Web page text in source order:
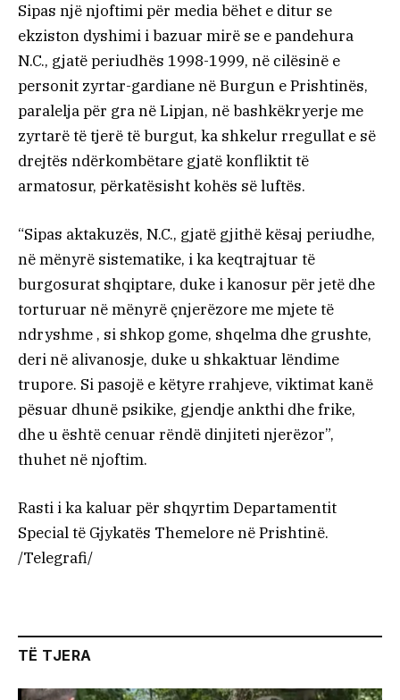
Sipas një njoftimi për media bëhet e ditur se
ekziston dyshimi i bazuar mirë se e pandehura
N.C., gjatë periudhës 1998-1999, në cilësinë e
personit zyrtar-gardiane në Burgun e Prishtinës,
paralelja për gra në Lipjan, në bashkëkryerje me
zyrtarë të tjerë të burgut, ka shkelur rregullat e së
drejtës ndërkombëtare gjatë konfliktit të
armatosur, përkatësisht kohës së luftës.
“Sipas aktakuzës, N.C., gjatë gjithë kësaj periudhe,
në mënyrë sistematike, i ka keqtrajtuar të
burgosurat shqiptare, duke i kanosur për jetë dhe
torturuar në mënyrë çnjerëzore me mjete të
ndryshme , si shkop gome, shqelma dhe grushte,
deri në alivanosje, duke u shkaktuar lëndime
trupore. Si pasojë e këtyre rrahjeve, viktimat kanë
pësuar dhunë psikike, gjendje ankthi dhe frike,
dhe u është cenuar rëndë dinjiteti njerëzor”,
thuhet në njoftim.
Rasti i ka kaluar për shqyrtim Departamentit
Special të Gjykatës Themelore në Prishtinë.
/Telegrafi/
TË TJERA